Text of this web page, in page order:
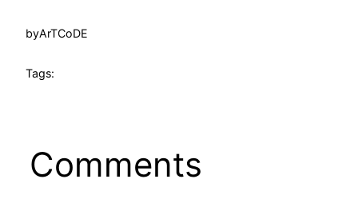
byArTCoDE
Tags:
Comments